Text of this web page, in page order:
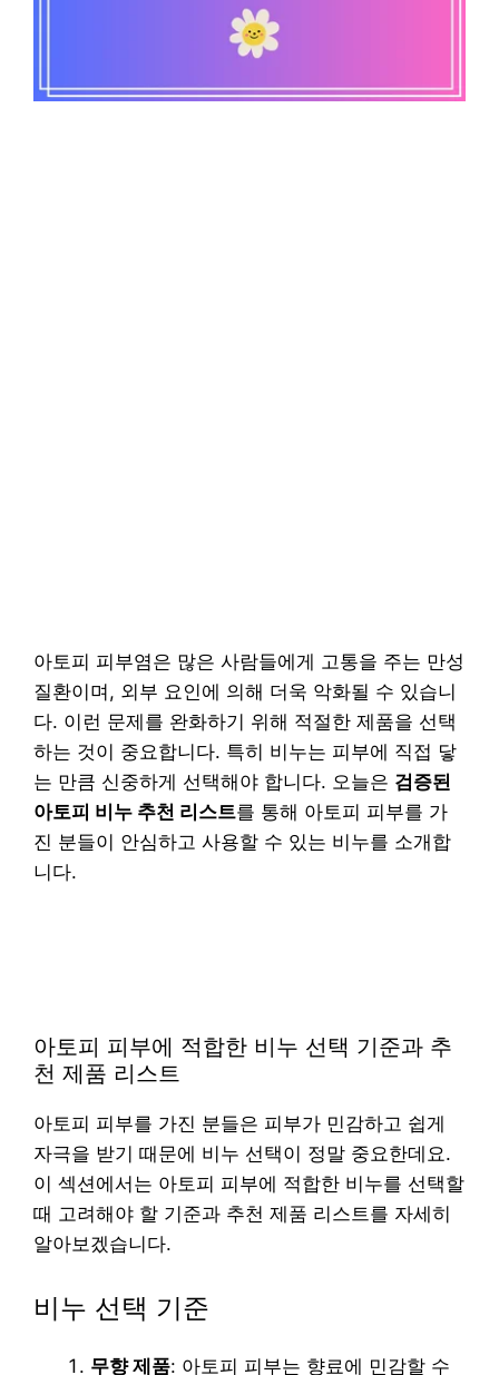
아토피 피부염은 많은 사람들에게 고통을 주는 만성
질환이며, 외부 요인에 의해 더욱 악화될 수 있습니
다. 이런 문제를 완화하기 위해 적절한 제품을 선택
하는 것이 중요합니다. 특히 비누는 피부에 직접 닿
는 만큼 신중하게 선택해야 합니다. 오늘은 검증된
아토피 비누 추천 리스트를 통해 아토피 피부를 가
진 분들이 안심하고 사용할 수 있는 비누를 소개합
니다.
아토피 피부에 적합한 비누 선택 기준과 추
천 제품 리스트
아토피 피부를 가진 분들은 피부가 민감하고 쉽게
자극을 받기 때문에 비누 선택이 정말 중요한데요.
이 섹션에서는 아토피 피부에 적합한 비누를 선택할
때 고려해야 할 기준과 추천 제품 리스트를 자세히
알아보겠습니다.
비누 선택 기준
무향 제품: 아토피 피부는 향료에 민감할 수